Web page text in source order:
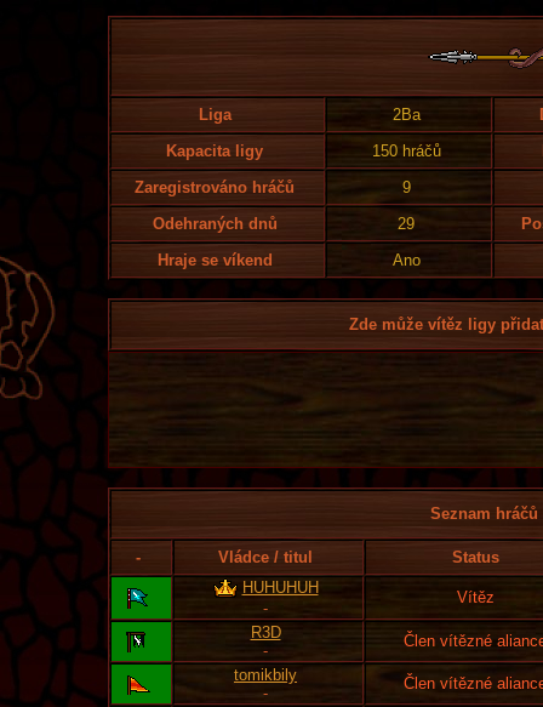
Liga 2Ba
Kapacita ligy
150 hráčů
Zaregistrováno hráčů
9
Odehraných dnů
29
Hraje se víkend
Ano
Zde může vítěz ligy
Seznam
- Vládce / titul
Status
HUHUHUH
-
Vítěz
R3D
-
Člen vítězné
tomikbily
-
Člen vítězné